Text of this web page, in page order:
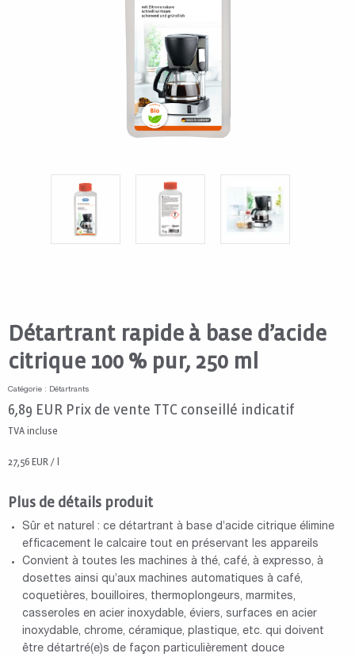
Détartrant rapide à base d’acide
citrique 100 % pur, 250 ml
Catégorie : Détartrants
6,89 EUR Prix de vente TTC conseillé indicatif
TVA incluse
27,56 EUR / l
Plus de détails produit
Sûr et naturel : ce détartrant à base d’acide citrique élimine
efficacement le calcaire tout en préservant les appareils
Convient à toutes les machines à thé, café, à expresso, à
dosettes ainsi qu’aux machines automatiques à café,
coquetières, bouilloires, thermoplongeurs, marmites,
casseroles en acier inoxydable, éviers, surfaces en acier
inoxydable, chrome, céramique, plastique, etc. qui doivent
être détartré(e)s de façon particulièrement douce